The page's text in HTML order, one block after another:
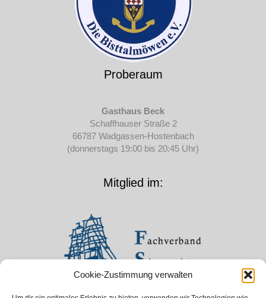
Cookie-Zustimmung verwalten
Proberaum
Gasthaus Beck
Schaffhauser Straße 2
66787 Wadgassen-Hostenbach
(donnerstags 19:00 bis 20:45 Uhr)
Mitglied im: